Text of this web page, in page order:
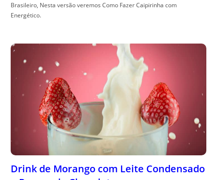
Brasileiro, Nesta versão veremos Como Fazer Caipirinha com
Energético.
Drink de Morango com Leite Condensado